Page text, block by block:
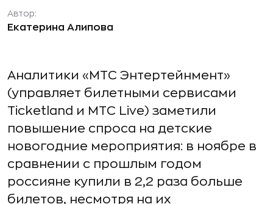
Автор:
Екатерина Алипова
Аналитики «МТС Энтертейнмент»
(управляет билетными сервисами
Ticketland и MTC Live) заметили
повышение спроса на детские
новогодние мероприятия: в ноябре в
сравнении с прошлым годом
россияне купили в 2,2 раза больше
билетов, несмотря на их